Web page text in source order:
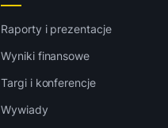
Raporty i prezentacje
Wyniki finansowe
Targi i konferencje
Wywiady